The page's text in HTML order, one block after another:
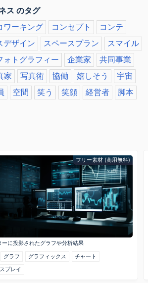
ス のタグ
ワーキング コンセプト
コンテ
デザイン スペースプラン
スマイル
ォトグラフィー 企業家
共同事業
家 写真術 協働 嬉しそう
宇宙
空間 笑う 笑顔 経営者 脚本
フリー素材 (商用無料)
ーに投影されたグラフや分析結果
グラフ グラフィックス
チャート
プレイ